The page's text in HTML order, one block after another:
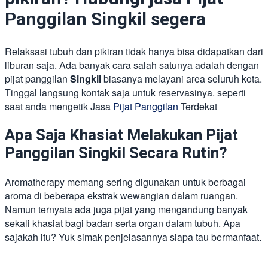
Panggilan Singkil segera
Relaksasi tubuh dan pikiran tidak hanya bisa didapatkan dari
liburan saja. Ada banyak cara salah satunya adalah dengan
pijat panggilan Singkilbiasanya melayani area seluruh kota.
Tinggal langsung kontak saja untuk reservasinya. seperti
saat anda mengetik Jasa Pijat Panggilan Terdekat
Apa Saja Khasiat Melakukan Pijat
Panggilan Singkil Secara Rutin?
Aromatherapy memang sering digunakan untuk berbagai
aroma di beberapa ekstrak wewangian dalam ruangan.
Namun ternyata ada juga pijat yang mengandung banyak
sekali khasiat bagi badan serta organ dalam tubuh. Apa
sajakah itu? Yuk simak penjelasannya siapa tau bermanfaat.